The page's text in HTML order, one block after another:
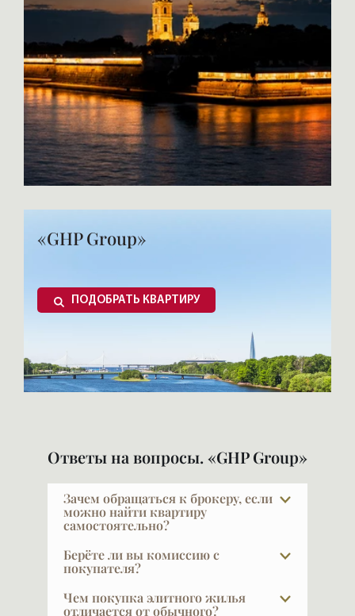
«GHP Group»
ПОДОБРАТЬ КВАРТИРУ
Ответы на вопросы. «GHP Group»
Зачем обращаться к брокеру, если
можно найти квартиру
самостоятельно?
Показательный факт: строительные
компании продают через брокеров 50–
понимаем, почему так много, — но
Берёте ли вы комиссию с
покупателя?
При покупке в новых проектах — нет.
Наши услуги для покупателя бесплатны,
Чем покупка элитного жилья
отличается от обычного?